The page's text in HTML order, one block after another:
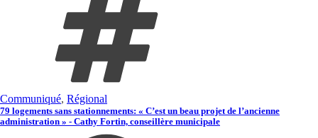
Communiqué, Régional
79 logements sans stationnements: « C’est un beau projet de l’ancienne
administration » - Cathy Fortin, conseillère municipale